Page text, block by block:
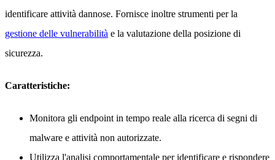
identificare attività dannose. Fornisce inoltre strumenti per la
gestione delle vulnerabilità e la valutazione della posizione di
sicurezza.
Caratteristiche:
Monitora gli endpoint in tempo reale alla ricerca di segni di
malware e attività non autorizzate.
Utilizza l'analisi comportamentale per identificare e rispondere